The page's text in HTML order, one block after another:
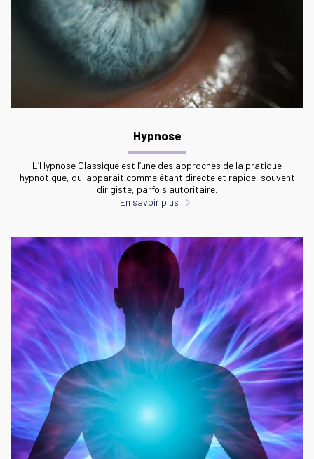
Hypnose
L’Hypnose Classique est l’une des approches de la pratique
hypnotique, qui apparait comme étant directe et rapide, souvent
dirigiste, parfois autoritaire.
En savoir plus